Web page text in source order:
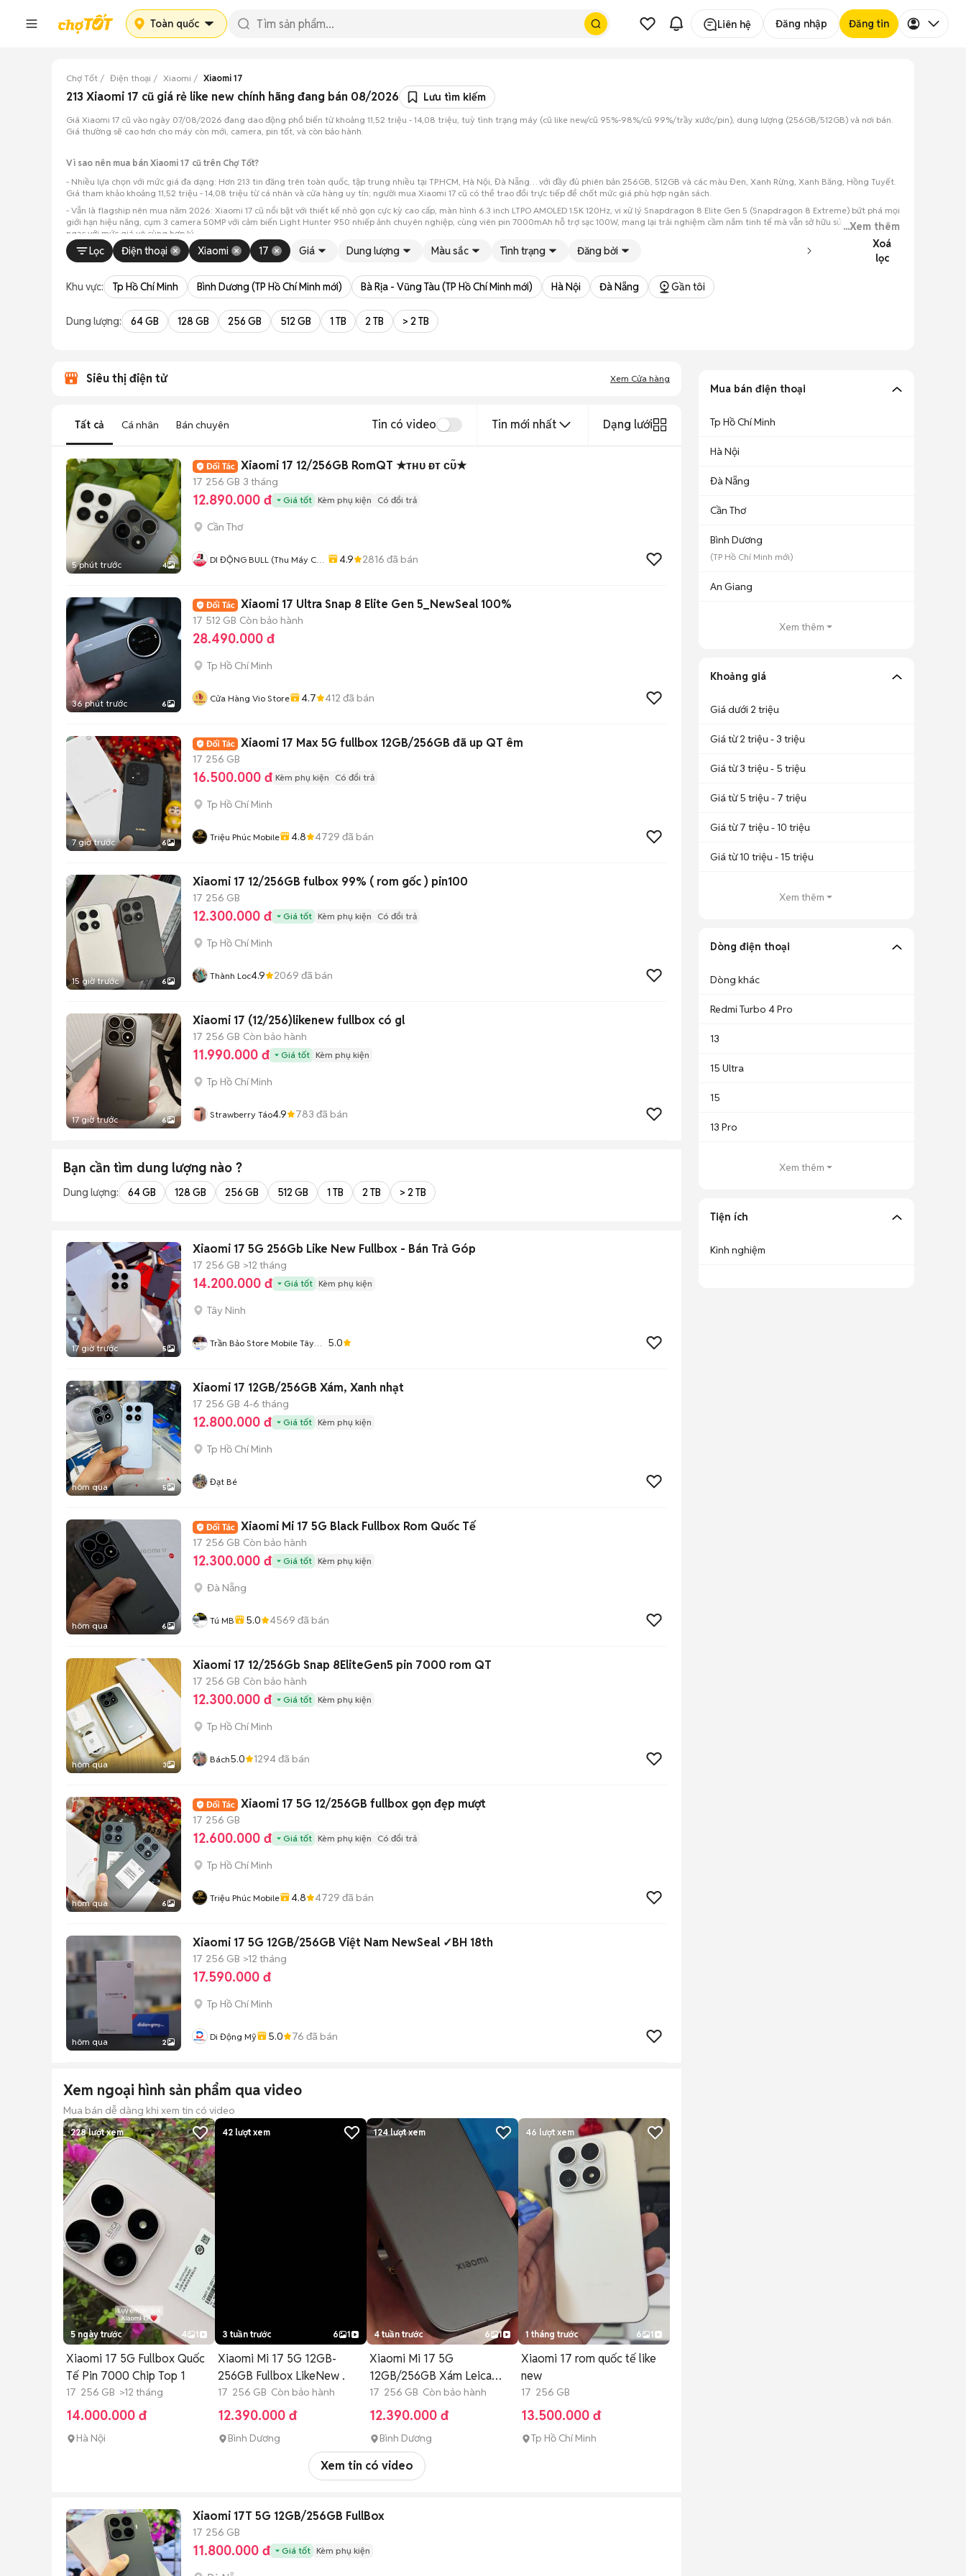
Toàn quốc Liên hệ Đăng nhập Đăng tin
Chợ Tốt Điện thoại Xiaomi Xiaomi 17
213 Xiaomi 17 cũ giá rẻ like new chính hãng đang bán 08/2026 Lưu tìm kiếm
Giá Xiaomi 17 cũ vào ngày 07/08/2026 đang dao động phổ biến từ khoảng 11,52 triệu - 14,08 triệu, tuỳ tình trạng máy (cũ like new/cũ 95%-98%/cũ 99%/trầy xước/pin), dung lượng (256GB/512GB) và nơi bán.
Giá thường sẽ cao hơn cho máy còn mới, camera, pin tốt, và còn bảo hành.
Vì sao nên mua bán Xiaomi 17 cũ trên Chợ Tốt?
- Nhiều lựa chọn với mức giá đa dạng: Hơn 213 tin đăng trên toàn quốc, tập trung nhiều tại TP.HCM, Hà Nội, Đà Nẵng… với đầy đủ phiên bản 256GB, 512GB và các màu Đen, Xanh Rừng, Xanh Băng, Hồng Tuyết.
Giá tham khảo khoảng 11,52 triệu - 14,08 triệu từ cá nhân và cửa hàng uy tín; người mua Xiaomi 17 cũ có thể trao đổi trực tiếp để chốt mức giá phù hợp ngân sách.
- Vẫn là flagship nên mua năm 2026: Xiaomi 17 cũ nổi bật với thiết kế nhỏ gọn cực kỳ cao cấp, màn hình 6.3 inch LTPO AMOLED 1.5K 120Hz, vi xử lý Snapdragon 8 Elite Gen 5 (Snapdragon 8 Extreme) bứt phá mọi
giới hạn hiệu năng, cụm 3 camera 50MP với cảm biến Light Hunter 950 nhiếp ảnh chuyên nghiệp, cùng viên pin 7000mAh hỗ trợ sạc 100W, mang lại trải nghiệm cầm nắm tinh tế mà vẫn sở hữu sức mạnh kinh
ngạc với mức giá vô cùng hợp lý.
...Xem thêm
Lọc
Điện thoại Xiaomi 17 Giá Dung lượng Màu sắc Tình trạng Đăng bởi
Xoá
lọc
Khu vực: Tp Hồ Chí Minh Bình Dương (TP Hồ Chí Minh mới) Bà Rịa - Vũng Tàu (TP Hồ Chí Minh mới) Hà Nội Đà Nẵng Gần tôi
Dung lượng: 64 GB 128 GB 256 GB 512 GB 1 TB 2 TB > 2 TB
Siêu thị điện tử Xem Cửa hàng
Tất cả Cá nhân Bán chuyên Tin có video Tin mới nhất Dạng lưới
5 phút trước 4
Xiaomi 17 12/256GB RomQT ★ᴛʜᴜ ᴆᴛ ᴄᴜ̃★
17 256 GB 3 tháng
12.890.000 đ Giá tốt Kèm phụ kiện Có đổi trả
Cần Thơ
DI ĐỘNG BULL (Thu Máy Cũ -
4.9 2816 đã bán
36 phút trước 6
Xiaomi 17 Ultra Snap 8 Elite Gen 5_NewSeal 100%
17 512 GB Còn bảo hành
28.490.000 đ
Tp Hồ Chí Minh
Cửa Hàng Vio Store 4.7 412 đã bán
7 giờ trước 6
Xiaomi 17 Max 5G fullbox 12GB/256GB đã up QT êm
17 256 GB
16.500.000 đ Kèm phụ kiện Có đổi trả
Tp Hồ Chí Minh
Triệu Phúc Mobile 4.8 4729 đã bán
15 giờ trước 6
Xiaomi 17 12/256GB fulbox 99% ( rom gốc ) pin100
17 256 GB
12.300.000 đ Giá tốt Kèm phụ kiện Có đổi trả
Tp Hồ Chí Minh
Thành Loc4.9 2069 đã bán
17 giờ trước 6
Xiaomi 17 (12/256)likenew fullbox có gl
17 256 GB Còn bảo hành
11.990.000 đ Giá tốt Kèm phụ kiện
Tp Hồ Chí Minh
Strawberry Táo4.9 783 đã bán
Bạn cần tìm dung lượng nào ?
Dung lượng: 64 GB 128 GB 256 GB 512 GB 1 TB 2 TB > 2 TB
17 giờ trước 5
Xiaomi 17 5G 256Gb Like New Fullbox - Bán Trả Góp
17 256 GB >12 tháng
14.200.000 đ Giá tốt Kèm phụ kiện
Tây Ninh
Trần Bảo Store Mobile Tây
5.0
hôm qua 5
Xiaomi 17 12GB/256GB Xám, Xanh nhạt
17 256 GB 4-6 tháng
12.800.000 đ Giá tốt Kèm phụ kiện
Tp Hồ Chí Minh
Đạt Bé
hôm qua 6
Xiaomi Mi 17 5G Black Fullbox Rom Quốc Tế
17 256 GB Còn bảo hành
12.300.000 đ Giá tốt Kèm phụ kiện
Đà Nẵng
Tú MB 5.0 4569 đã bán
hôm qua 3
Xiaomi 17 12/256Gb Snap 8EliteGen5 pin 7000 rom QT
17 256 GB Còn bảo hành
12.300.000 đ Giá tốt Kèm phụ kiện
Tp Hồ Chí Minh
Bách5.0 1294đã bán
hôm qua 6
Xiaomi 17 5G 12/256GB fullbox gọn đẹp mượt
17 256 GB
12.600.000 đ Giá tốt Kèm phụ kiện Có đổi trả
Tp Hồ Chí Minh
Triệu Phúc Mobile 4.8 4729 đã bán
hôm qua 2
Xiaomi 17 5G 12GB/256GB Việt Nam NewSeal ✓BH 18th
17 256 GB >12 tháng
17.590.000 đ
Tp Hồ Chí Minh
Di Động Mỹ 5.0 76 đã bán
Xem ngoại hình sản phẩm qua video
Mua bán dễ dàng khi xem tin có video
228lượt xem
5 ngày trước 4 1
Xiaomi 17 5G Fullbox Quốc
Tế Pin 7000 Chip Top 1
17 256 GB >12 tháng
14.000.000 đ
Hà Nội
42 lượt xem
3 tuần trước 6 1
Xiaomi Mi 17 5G 12GB-
256GB Fullbox LikeNew .
17 256 GB Còn bảo hành
12.390.000 đ
Bình Dương
124lượt xem
4 tuần trước 6 1
Xiaomi Mi 17 5G
12GB/256GB Xám Leica
Fullbox keng
17 256 GB Còn bảo hành
12.390.000 đ
Bình Dương
46 lượt xem
1 tháng trước 6 1
Xiaomi 17 rom quốc tế like
new
17 256 GB
13.500.000 đ
Tp Hồ Chí Minh
Xem tin có video
Xiaomi 17T 5G 12GB/256GB FullBox
17 256 GB
11.800.000 đ Giá tốt Kèm phụ kiện
Mua bán điện thoại
Tp Hồ Chí Minh
Hà Nội
Đà Nẵng
Cần Thơ
Bình Dương
(TP Hồ Chí Minh mới)
An Giang
Xem thêm
Khoảng giá
Giá dưới 2 triệu
Giá từ 2 triệu - 3 triệu
Giá từ 3 triệu - 5 triệu
Giá từ 5 triệu - 7 triệu
Giá từ 7 triệu - 10 triệu
Giá từ 10 triệu - 15 triệu
Xem thêm
Dòng điện thoại
Dòng khác
Redmi Turbo 4 Pro
13
15 Ultra
15
13 Pro
Xem thêm
Tiện ích
Kinh nghiệm